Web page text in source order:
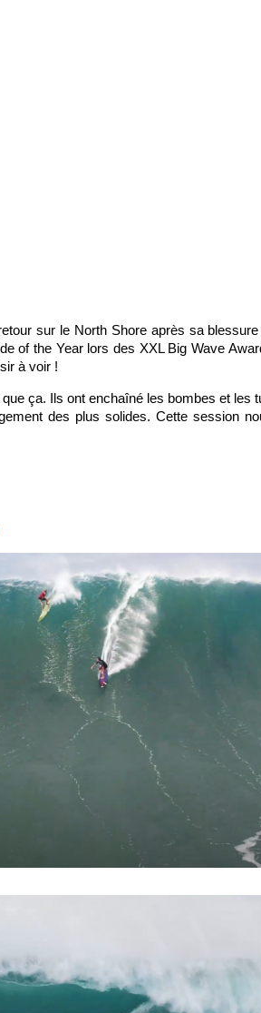
sur le North Shore après sa
of the Year lors des XXL Big Wave
à voir !
ça. Ils ont enchaîné les bombes et les
des plus solides. Cette session